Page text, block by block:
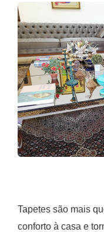
Tapetes são mais
conforto à casa e